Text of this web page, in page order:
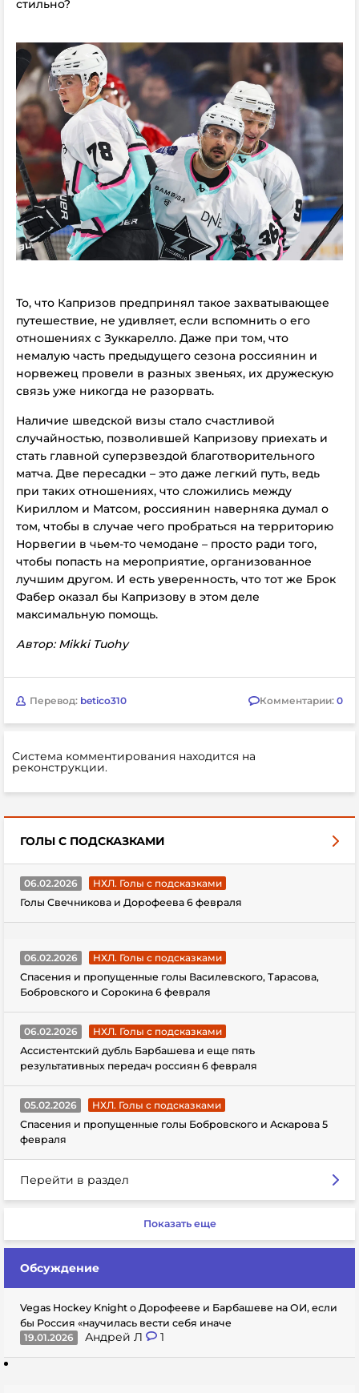
стильно?
То, что Капризов предпринял такое захватывающее
путешествие, не удивляет, если вспомнить о его
отношениях с Зуккарелло. Даже при том, что
немалую часть предыдущего сезона россиянин и
норвежец провели в разных звеньях, их дружескую
связь уже никогда не разорвать.
Наличие шведской визы стало счастливой
случайностью, позволившей Капризову приехать и
стать главной суперзвездой благотворительного
матча. Две пересадки – это даже легкий путь, ведь
при таких отношениях, что сложились между
Кириллом и Матсом, россиянин наверняка думал о
том, чтобы в случае чего пробраться на территорию
Норвегии в чьем-то чемодане – просто ради того,
чтобы попасть на мероприятие, организованное
лучшим другом. И есть уверенность, что тот же Брок
Фабер оказал бы Капризову в этом деле
максимальную помощь.
Автор: Mikki Tuohy
Перевод: betico310 Комментарии: 0
Система комментирования находится на
реконструкции.
ГОЛЫ С ПОДСКАЗКАМИ
06.02.2026
НХЛ. Голы с подсказками
Голы Свечникова и Дорофеева 6 февраля
06.02.2026
НХЛ. Голы с подсказками
Спасения и пропущенные голы Василевского, Тарасова,
Бобровского и Сорокина 6 февраля
06.02.2026
НХЛ. Голы с подсказками
Ассистентский дубль Барбашева и еще пять
результативных передач россиян 6 февраля
05.02.2026
НХЛ. Голы с подсказками
Спасения и пропущенные голы Бобровского и Аскарова 5
февраля
Перейти в раздел
Показать еще
Обсуждение
Vegas Hockey Knight о Дорофееве и Барбашеве на ОИ, если
бы Россия «научилась вести себя иначе
19.01.2026
Андрей Л 1